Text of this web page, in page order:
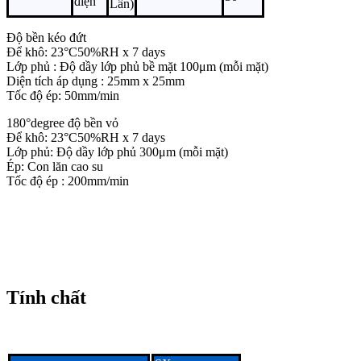
Lần)
Độ bền kéo đứt
Để khô: 23°C50%RH x 7 days
Lớp phủ : Độ dầy lớp phủ bề mặt 100μm (mỗi mặt)
Diện tích áp dụng : 25mm x 25mm
Tốc độ ép: 50mm/min
180°degree độ bền vỏ
Để khô: 23°C50%RH x 7 days
Lớp phủ: Độ dầy lớp phủ 300μm (mỗi mặt)
Ép: Con lăn cao su
Tốc độ ép : 200mm/min
Tính chất